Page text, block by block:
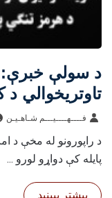
د سولې خبرې:
تاوتریخوالي
په اړه خبرې
فــــهــــيـــم شـاهـیـن‎‎
د راپورونو له مخې د
پایله کې دواړو لورو ...
بیشتر ببینید